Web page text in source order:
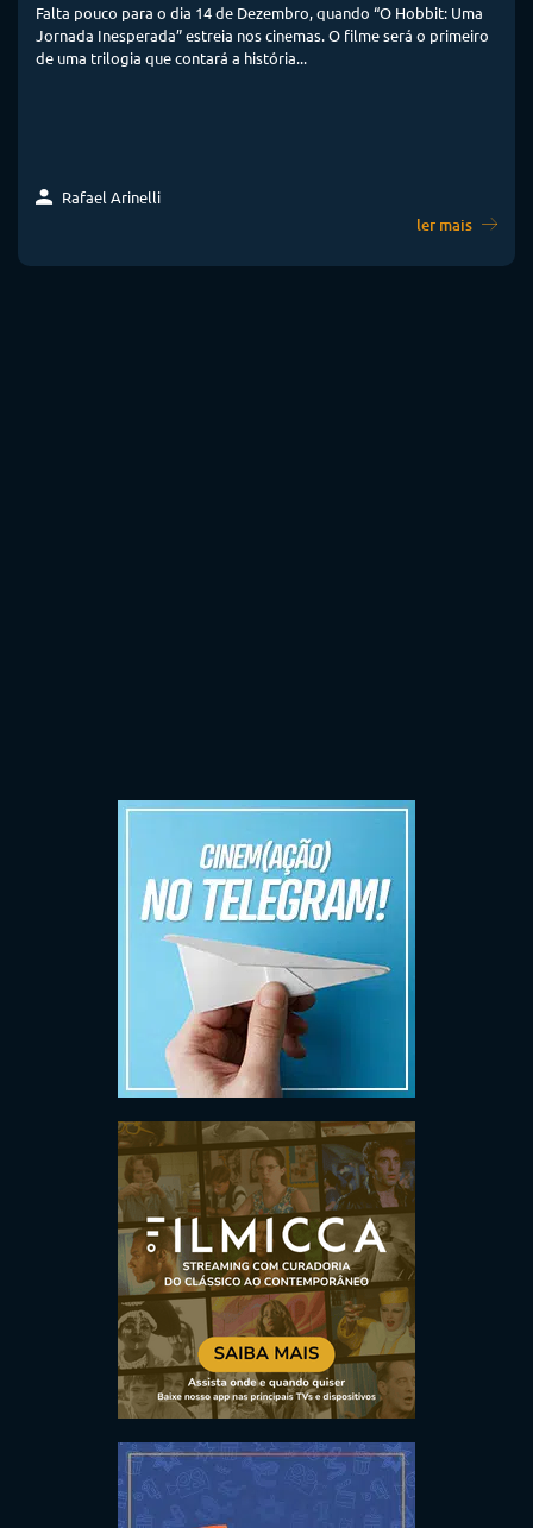
Falta pouco para o dia 14 de Dezembro, quando “O Hobbit: Uma
Jornada Inesperada” estreia nos cinemas. O filme será o primeiro
de uma trilogia que contará a história...
Rafael Arinelli
ler mais